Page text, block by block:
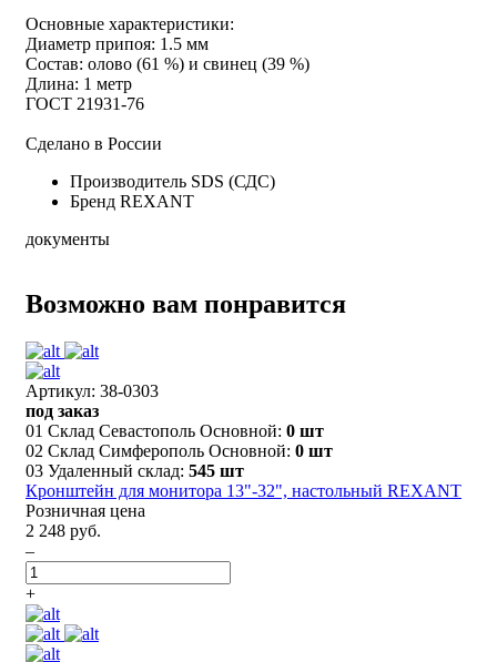
Основные характеристики:
Диаметр припоя: 1.5 мм
Состав: олово (61 %) и свинец (39 %)
Длина: 1 метр
ГОСТ 21931-76
Сделано в России
Производитель SDS (СДС)
Бренд REXANT
документы
Возможно вам понравится
Артикул: 38-0303
под заказ
01 Склад Севастополь Основной: 0 шт
02 Склад Симферополь Основной: 0 шт
03 Удаленный склад: 545 шт
Кронштейн для монитора 13"-32", настольный REXANT
Розничная цена
2 248 руб.
–
+